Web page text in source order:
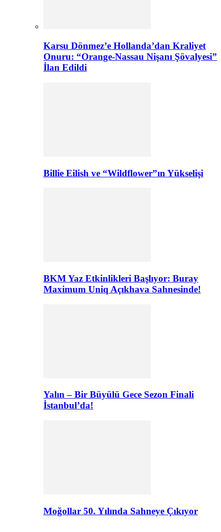
Karsu Dönmez’e Hollanda’dan Kraliyet
Onuru: “Orange-Nassau Nişanı Şövalyesi”
İlan Edildi
Billie Eilish ve “Wildflower”ın Yükselişi
BKM Yaz Etkinlikleri Başlıyor: Buray
Maximum Uniq Açıkhava Sahnesinde!
Yalın – Bir Büyülü Gece Sezon Finali
İstanbul’da!
Moğollar 50. Yılında Sahneye Çıkıyor